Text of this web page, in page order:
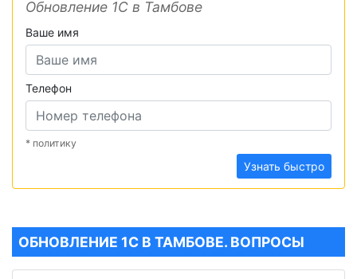
Обновление 1С в Тамбове
Ваше имя
Телефон
* политику
Узнать быстро
ОБНОВЛЕНИЕ 1С В ТАМБОВЕ. ВОПРОСЫ